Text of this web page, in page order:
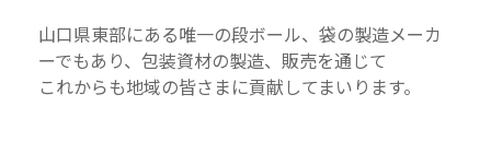
山口県東部にある唯一の段ボール、袋の製造メーカ
ーでもあり、包装資材の製造、販売を通じて
これからも地域の皆さまに貢献してまいります。